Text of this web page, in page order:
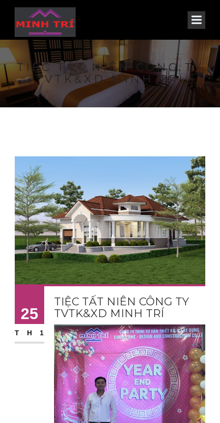
TIỆC TẤT NIÊN CÔNG TY
TVTK&XD MINH TRÍ
25
TH1
TIỆC TẤT NIÊN CÔNG TY
TVTK&XD MINH TRÍ